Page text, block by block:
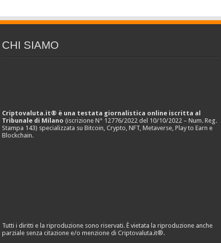
CHI SIAMO
Criptovaluta.it® è una testata giornalistica online iscritta al
Tribunale di Milano (iscrizione N° 12776/2022 del 10/10/2022 – Num. Reg.
Stampa 143) specializzata su Bitcoin, Crypto, NFT, Metaverse, Play to Earn e
Blockchain.
Tutti i diritti e la riproduzione sono riservati. È vietata la riproduzione anche
parziale senza citazione e/o menzione di Criptovaluta.it®.